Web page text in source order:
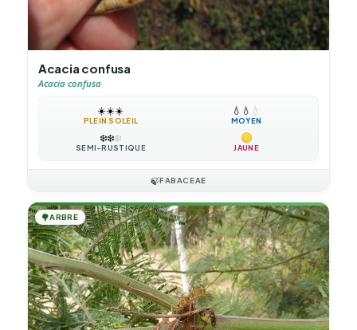
Acacia confusa
Acacia confusa
☀️☀️☀️
PLEIN SOLEIL
💧 💧 💧
MOYEN
❄️❄️❄️
SEMI-RUSTIQUE JAUNE
🍃FABACEAE
🌳ARBRE